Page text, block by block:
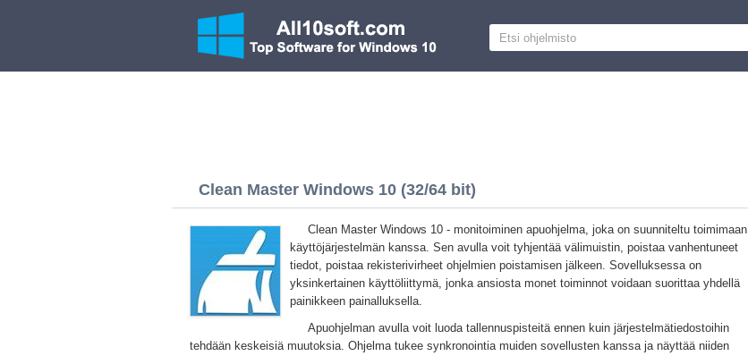
Clean Master Windows 10 (32/64 bit)
Clean Master Windows 10 - monitoiminen apuohjelma, joka on suunniteltu toimimaan
käyttöjärjestelmän kanssa. Sen avulla voit tyhjentää välimuistin, poistaa vanhentuneet
tiedot, poistaa rekisterivirheet ohjelmien poistamisen jälkeen. Sovelluksessa on
yksinkertainen käyttöliittymä, jonka ansiosta monet toiminnot voidaan suorittaa yhdellä
painikkeen painalluksella.
Apuohjelman avulla voit luoda tallennuspisteitä ennen kuin järjestelmätiedostoihin
tehdään keskeisiä muutoksia. Ohjelma tukee synkronointia muiden sovellusten kanssa ja näyttää niiden